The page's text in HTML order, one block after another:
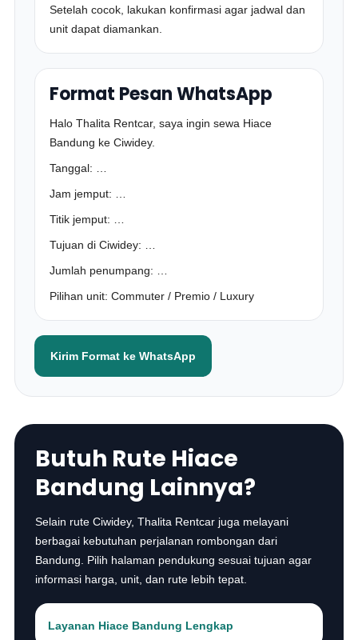
Setelah cocok, lakukan konfirmasi agar jadwal dan
unit dapat diamankan.
Format Pesan WhatsApp
Halo Thalita Rentcar, saya ingin sewa Hiace
Bandung ke Ciwidey.
Tanggal: …
Jam jemput: …
Titik jemput: …
Tujuan di Ciwidey: …
Jumlah penumpang: …
Pilihan unit: Commuter / Premio / Luxury
Kirim Format ke WhatsApp
Butuh Rute Hiace
Bandung Lainnya?
Selain rute Ciwidey, Thalita Rentcar juga melayani
berbagai kebutuhan perjalanan rombongan dari
Bandung. Pilih halaman pendukung sesuai tujuan agar
informasi harga, unit, dan rute lebih tepat.
Layanan Hiace Bandung Lengkap